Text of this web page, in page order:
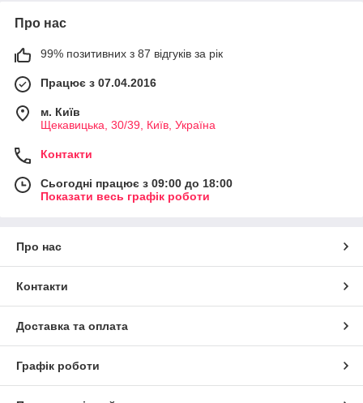
Про нас
99% позитивних з 87 відгуків за рік
Працює з 07.04.2016
м. Київ
Щекавицька, 30/39, Київ, Україна
Контакти
Сьогодні працює з 09:00 до 18:00
Показати весь графік роботи
Про нас
Контакти
Доставка та оплата
Графік роботи